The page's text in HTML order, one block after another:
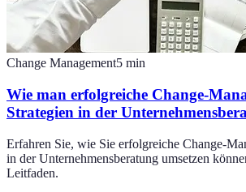
Change Management5 min
Wie man erfolgreiche Change-
Strategien in der
Erfahren Sie, wie Sie erfolgreiche Change-
in der Unternehmensberatung umsetzen
Leitfaden.